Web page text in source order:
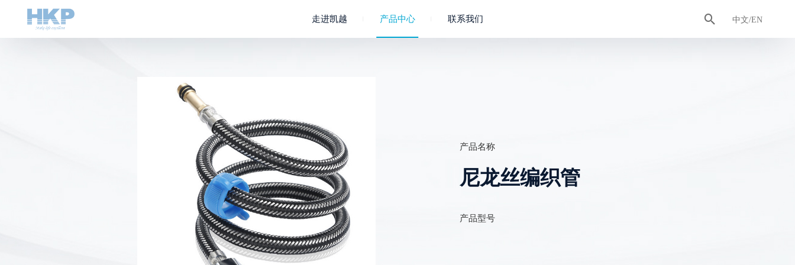
走进凯越 产品中心 联系我们
公司概况 成员企业 企业文化 凯越荣誉
聚氯乙烯 淋浴软管
联系我们  中文/EN
产品名称
尼龙丝编织管
产品型号